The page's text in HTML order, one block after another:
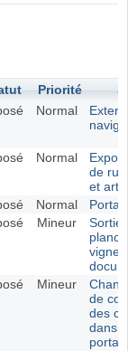
Priorité
Normal
Normal
de
et
Normal
Portail
Mineur
Sortie
Mineur
de
des
dans
portail